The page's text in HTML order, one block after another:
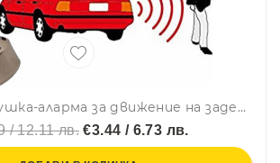
Авто LED крушка-аларма за движение на заден ход 12V 8 SMD LED 281021
/ 12.11 лв. €3.44 / 6.73 лв.